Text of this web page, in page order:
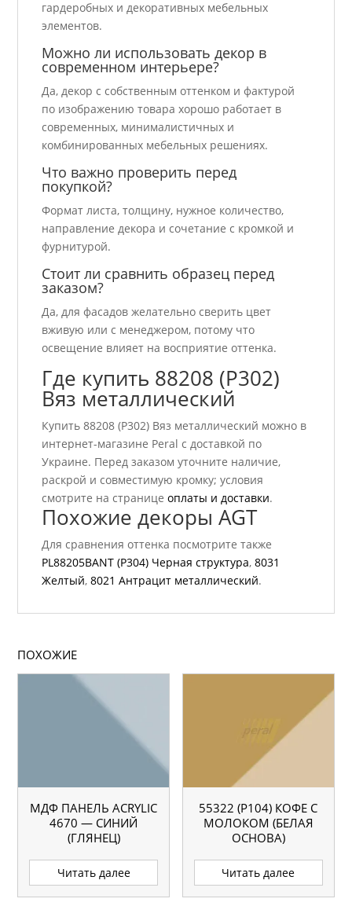
гардеробных и декоративных мебельных
элементов.
Можно ли использовать декор в
современном интерьере?
Да, декор с собственным оттенком и фактурой
по изображению товара хорошо работает в
современных, минималистичных и
комбинированных мебельных решениях.
Что важно проверить перед
покупкой?
Формат листа, толщину, нужное количество,
направление декора и сочетание с кромкой и
фурнитурой.
Стоит ли сравнить образец перед
заказом?
Да, для фасадов желательно сверить цвет
вживую или с менеджером, потому что
освещение влияет на восприятие оттенка.
Где купить 88208 (P302)
Вяз металлический
Купить 88208 (P302) Вяз металлический можно в
интернет-магазине Peral с доставкой по
Украине. Перед заказом уточните наличие,
раскрой и совместимую кромку; условия
смотрите на страницеоплаты и доставки.
Похожие декоры AGT
Для сравнения оттенка посмотрите также
PL88205BANT (P304) Черная структура,8031
Желтый,8021 Антрацит металлический.
ПОХОЖИЕ
МДФ ПАНЕЛЬ ACRYLIC
4670 — СИНИЙ
(ГЛЯНЕЦ)
Читать далее
55322 (P104) КОФЕ С
МОЛОКОМ (БЕЛАЯ
ОСНОВА)
Читать далее